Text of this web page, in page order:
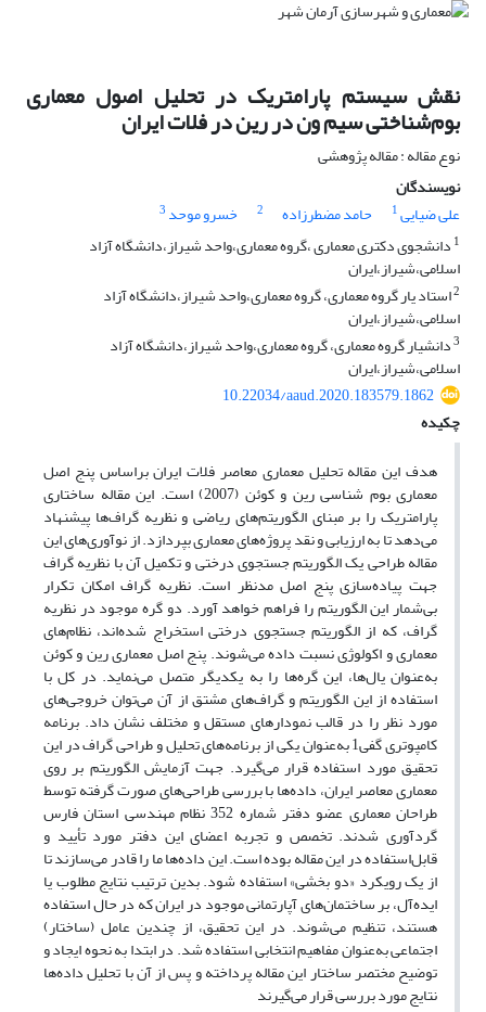
نقش سیستم پارامتریک در تحلیل اصول معماری
بوم‌شناختی سیم ون در رین در فلات ایران
نوع مقاله : مقاله پژوهشی
نویسندگان
علی ضیایی1 حامد مضطرزاده 2 خسرو موحد 3
1 دانشجوی دکتری معماری ،گروه معماری،واحد شیراز،دانشگاه آزاد
اسلامی،شیراز،ایران
2استاد یار گروه معماری، گروه معماری،واحد شیراز،دانشگاه آزاد
اسلامی،شیراز،ایران
3دانشیار گروه معماری، گروه معماری،واحد شیراز،دانشگاه آزاد
اسلامی،شیراز،ایران
10.22034/aaud.2020.183579.1862
چکیده
هدف این مقاله تحلیل معماری معاصر فلات ایران براساس پنج اصل
معماری بوم شناسی رین و کوئن (2007) است. این مقاله ساختاری
پارامتریک را بر مبنای الگوریتم‌های ریاضی و نظریه گراف‌ها پیشنهاد
می‌دهد تا به ارزیابی و نقد پروژه‌های معماری بپردازد. از نوآوری‌های این
مقاله طراحی یک الگوریتم جستجوی درختی و تکمیل آن با نظریه گراف
جهت پیاده‌سازی پنج اصل مدنظر است. نظریه گراف امکان تکرار
بی‌شمار این الگوریتم را فراهم خواهد آورد. دو گره موجود در نظریه
گراف، که از الگوریتم جستجوی درختی استخراج شده‌اند، نظام‌های
معماری و اکولوژی نسبت داده می‌شوند. پنج اصل معماری رین و کوئن
به‌عنوان یال‌ها، این گره‌ها را به یکدیگر متصل می‌نماید. در کل با
استفاده از این الگوریتم و گراف‌های مشتق از آن می‌توان خروجی‌های
مورد نظر را در قالب نمودار‌های مستقل و مختلف نشان داد. برنامه
کامپوتری گفی1 به‌عنوان یکی از برنامه‌های تحلیل و طراحی گراف در این
تحقیق مورد استفاده قرار می‌گیرد. جهت آزمایش الگوریتم بر روی
معماری معاصر ایران، داده‌ها با بررسی طراحی‌های صورت گرفته توسط
طراحان معماری عضو دفتر شماره 352 نظام مهندسی استان فارس
گردآوری شدند. تخصص و تجربه اعضای این دفتر مورد تأیید و
قابل‌استفاده در این مقاله بوده است. این داده‌ها ما را قادر می‌سازند تا
از یک رویکرد «دو بخشی» استفاده شود. بدین ترتیب نتایج مطلوب یا
ایده‌آل، بر ساختمان‌های آپارتمانی موجود در ایران که در حال استفاده
هستند، تنظیم می‌شوند. در این تحقیق، از چندین عامل (ساختار)
اجتماعی به‌عنوان مفاهیم انتخابی استفاده شد. در ابتدا به نحوه ایجاد و
توضیح مختصر ساختار این مقاله پرداخته و پس از آن با تحلیل داده‌ها
نتایج مورد بررسی قرار می‌گیرند